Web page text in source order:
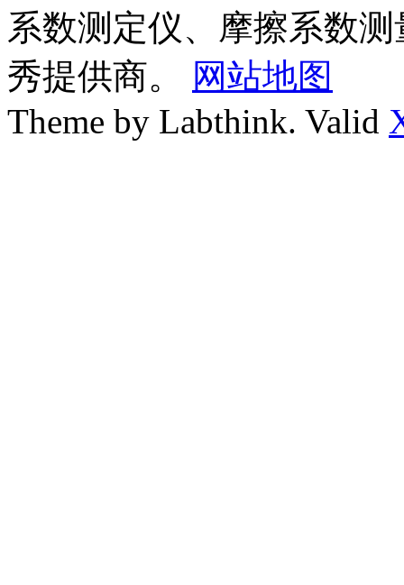
系数测定仪、摩擦系数
秀提供商。
网站地图
Theme by Labthink. Valid